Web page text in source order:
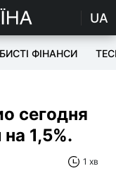
UA
ФІНАНСИ
сегодня
1,5%.
1 хв